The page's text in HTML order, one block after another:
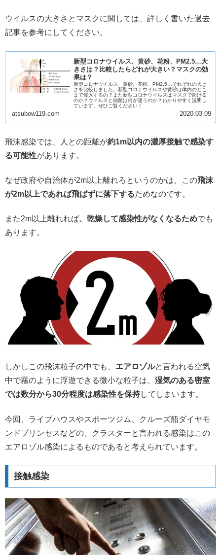
ウイルスの大きさとマスクに関しては、詳しく書いた過去
記事を参考にしてください。
新型コロナウイルス、黄砂、花粉、PM2.5…大
きさは？比較したらどれが大きい？マスクの効
果は？
新型コロナウイルス、黄砂、花粉、PM2.5…それぞれの大き
さを比較しました。新型コロナウイルスや黄砂は体内のどこ
まで侵入するの？また新型コロナウイルスはマスクで防げる
のか？ウイルスと細菌は何が違うのか？わかりやすく説明し
ています。ぜひご覧ください！
atsubow119.com 2020.03.09
飛沫感染では、人との距離が約1m以内の濃厚接触で感染す
る可能性があります。
なぜ政府や自治体が2m以上離れろというのかは、この飛沫
が2m以上であれば飛ばずに落下するためなのです。
また2m以上離れれば、乾燥して感染性がなくなるためでも
あります。
しかしこの飛沫粒子の中でも、 エアロゾルと言われる空気
中で霧のように浮遊できる微小な粒子は、 湿気のある密室
では数分から30分程度は感染性を保持してしまいます。
今回、ライブハウスやスポーツジム、クルーズ船ダイヤモ
ンドプリンセスなどの、クラスターと言われる感染はこの
エアロゾル感染によるものであると考えられています。
接触感染